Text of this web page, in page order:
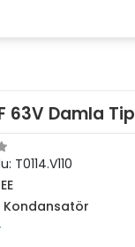
63V Damla
T0114.V110
Kondansatör